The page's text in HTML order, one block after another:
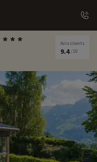
Avis clients
9.4 /10